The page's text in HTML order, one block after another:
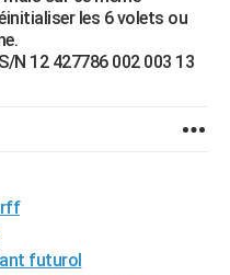
les 6 volets ou
N 12 427786 002 003 13
futurol